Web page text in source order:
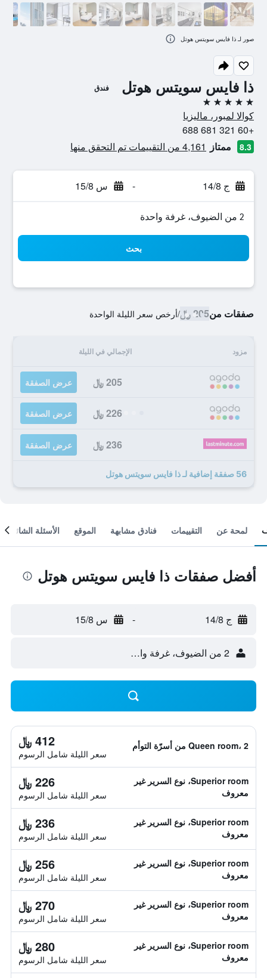
ذا فايس سويتس هوتل فندق
5 نجوم
كوالا لمبور، ماليزيا
+60 321 681 688
8.3 ممتاز 4,161 من التقييمات تم التحقق منها
ج 14/8 - س 15/8
2 من الضيوف، غرفة واحدة
بحث
صفقات من205 ﷼ /أرخص سعر الليلة الواحدة
مزود الإجمالي في الليلة
205 ﷼ عرض الصفقة
226 ﷼ عرض الصفقة
236 ﷼ عرض الصفقة
56 صفقة إضافية لـ ذا فايس سويتس هوتل
صور لـ ذا فايس سويتس هوتل
لمحة عن التقييمات فنادق مشابهة الموقع الأسئلة الشائعة
أفضل صفقات ذا فايس سويتس هوتل
ج 14/8 - س 15/8
2 من الضيوف، غرفة واحدة
Queen room، 2 من أسرّة التوأم 412 ﷼
سعر الليلة شامل الرسوم
Superior room، نوع السرير غير
معروف
226 ﷼
سعر الليلة شامل الرسوم
Superior room، نوع السرير غير
معروف
236 ﷼
سعر الليلة شامل الرسوم
Superior room، نوع السرير غير
معروف
256 ﷼
سعر الليلة شامل الرسوم
Superior room، نوع السرير غير
معروف
270 ﷼
سعر الليلة شامل الرسوم
Superior room، نوع السرير غير
معروف
280 ﷼
سعر الليلة شامل الرسوم